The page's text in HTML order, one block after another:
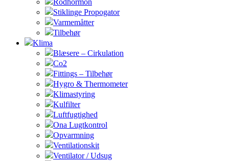
Rodhormon
Stiklinge Propogator
Varmemåtter
Tilbehør
Klima
Blæsere – Cirkulation
Co2
Fittings – Tilbehør
Hygro & Thermometer
Klimastyring
Kulfilter
Luftfugtighed
Ona Lugtkontrol
Opvarmning
Ventilationskit
Ventilator / Udsug